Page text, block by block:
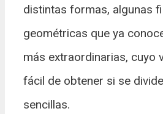
distintas formas, algunas
geométricas que ya
más extraordinarias, cuyo
fácil de obtener si se
sencillas.